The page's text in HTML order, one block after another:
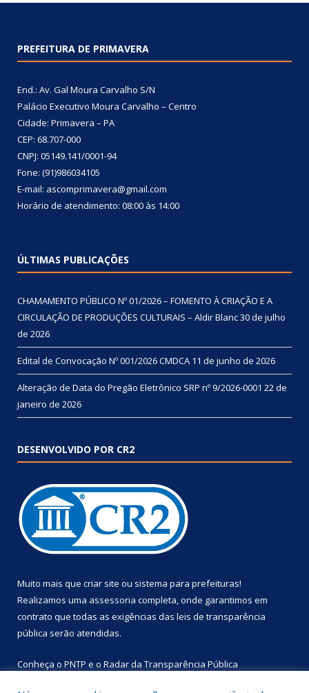
PREFEITURA DE PRIMAVERA
End.: Av. Gal Moura Carvalho S/N
Palácio Executivo Moura Carvalho – Centro
Cidade: Primavera – PA
CEP: 68.707-000
CNPJ: 05149.141/0001-94
Fone: (91)986034105
E-mail: ascomprimavera@gmail.com
Horário de atendimento: 08:00 às 14:00
ÚLTIMAS PUBLICAÇÕES
CHAMAMENTO PÚBLICO Nº 01/2026 – FOMENTO À CRIAÇÃO E A
CIRCULAÇÃO DE PRODUÇÕES CULTURAIS – Aldir Blanc30 de julho
de 2026
Edital de Convocação Nº 001/2026 CMDCA 11 de junho de 2026
Alteração de Data do Pregão Eletrônico SRP nº 9/2026-0001 22 de
janeiro de 2026
DESENVOLVIDO POR CR2
Muito mais que criar site ou sistema para prefeituras!
Realizamos uma assessoria completa, onde garantimos em
contrato que todas as exigências das leis de transparência
pública serão atendidas.
Conheça o PNTP e o Radar da Transparência Pública